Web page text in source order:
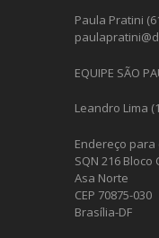
Paula Pratini
EQUIPE SÃO
Leandro Lima
Endereço
SQN 216 Bloco
Asa Norte
CEP 70875-030
Brasília-DF